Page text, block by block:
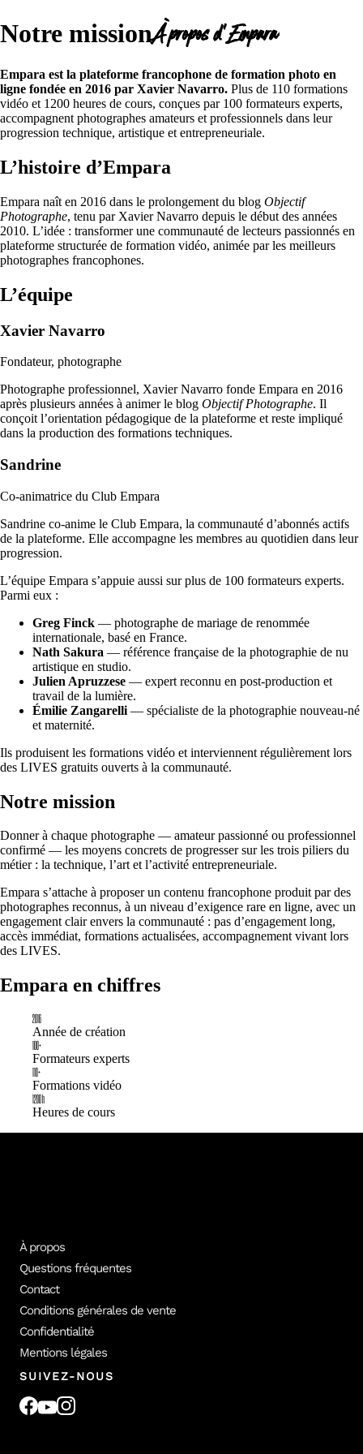
Notre missionÀ propos d’Empara
Empara est la plateforme francophone de formation photo en
ligne fondée en 2016 par Xavier Navarro. Plus de 110 formations
vidéo et 1200 heures de cours, conçues par 100 formateurs experts,
accompagnent photographes amateurs et professionnels dans leur
progression technique, artistique et entrepreneuriale.
L’histoire d’Empara
Empara naît en 2016 dans le prolongement du blog Objectif
Photographe, tenu par Xavier Navarro depuis le début des années
2010. L’idée : transformer une communauté de lecteurs passionnés en
plateforme structurée de formation vidéo, animée par les meilleurs
photographes francophones.
L’équipe
Xavier Navarro
Fondateur, photographe
Photographe professionnel, Xavier Navarro fonde Empara en 2016
après plusieurs années à animer le blog Objectif Photographe. Il
conçoit l’orientation pédagogique de la plateforme et reste impliqué
dans la production des formations techniques.
Sandrine
Co-animatrice du Club Empara
Sandrine co-anime le Club Empara, la communauté d’abonnés actifs
de la plateforme. Elle accompagne les membres au quotidien dans leur
progression.
L’équipe Empara s’appuie aussi sur plus de 100 formateurs experts.
Parmi eux :
Greg Finck — photographe de mariage de renommée
internationale, basé en France.
Nath Sakura — référence française de la photographie de nu
artistique en studio.
Julien Apruzzese — expert reconnu en post-production et
travail de la lumière.
Émilie Zangarelli — spécialiste de la photographie nouveau-né
et maternité.
Ils produisent les formations vidéo et interviennent régulièrement lors
des LIVES gratuits ouverts à la communauté.
Notre mission
Donner à chaque photographe — amateur passionné ou professionnel
confirmé — les moyens concrets de progresser sur les trois piliers du
métier : la technique, l’art et l’activité entrepreneuriale.
Empara s’attache à proposer un contenu francophone produit par des
photographes reconnus, à un niveau d’exigence rare en ligne, avec un
engagement clair envers la communauté : pas d’engagement long,
accès immédiat, formations actualisées, accompagnement vivant lors
des LIVES.
Empara en chiffres
2016
Année de création
100+
Formateurs experts
110+
Formations vidéo
1200 h
Heures de cours
À propos
Questions fréquentes
Contact
Conditions générales de vente
Confidentialité
Mentions légales
SUIVEZ-NOUS